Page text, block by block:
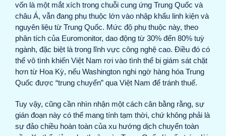
vốn là một mắt xích trong chuỗi cung ứng Trung Quốc và
châu Á, vẫn đang phụ thuộc lớn vào nhập khẩu linh kiện và
nguyên liệu từ Trung Quốc. Mức độ phụ thuộc này, theo
phân tích của Euromonitor, dao động từ 30% đến 80% tuỳ
ngành, đặc biệt là trong lĩnh vực công nghệ cao. Điều đó có
thể vô tình khiến Việt Nam rơi vào tình thế bị giám sát chặt
hơn từ Hoa Kỳ, nếu Washington nghi ngờ hàng hóa Trung
Quốc được “trung chuyển” qua Việt Nam để tránh thuế.
Tuy vậy, cũng cần nhìn nhận một cách cân bằng rằng, sự
gián đoạn này có thể mang tính tạm thời, chứ không phải là
sự đảo chiều hoàn toàn của xu hướng dịch chuyển toàn